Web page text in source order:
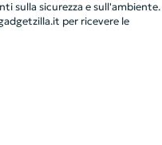
sulla sicurezza e sull'ambiente.
per ricevere le